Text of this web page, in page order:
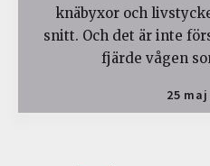
knäbyxor och
snitt. Och det är inte
fjärde vågen
25 maj